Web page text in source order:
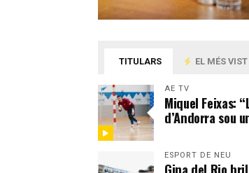
TITULARS EL MÉS VIST
AE TV
Miquel Feixas:
d’Andorra sou
ESPORT DE NEU
Gina del Rio